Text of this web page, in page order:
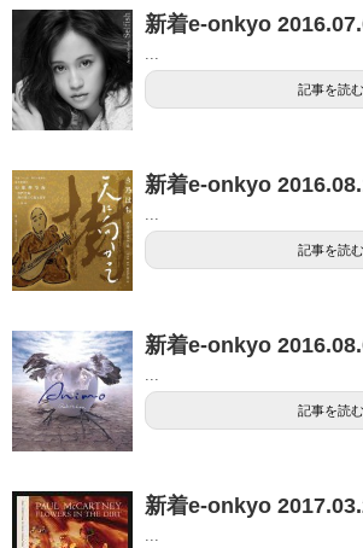
新着e-onkyo
記事を読む
新着e-onkyo
記事を読む
新着e-onkyo
記事を読む
新着e-onkyo